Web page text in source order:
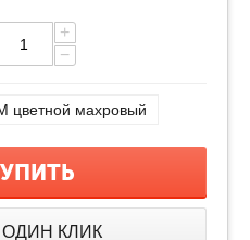
+
−
цветной махровый
ОДИН КЛИК